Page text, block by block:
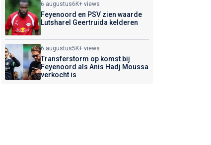
6 augustus6K+ views
Feyenoord en PSV zien waarde
Lutsharel Geertruida kelderen
6 augustus5K+ views
Transferstorm op komst bij
Feyenoord als Anis Hadj Moussa
verkocht is